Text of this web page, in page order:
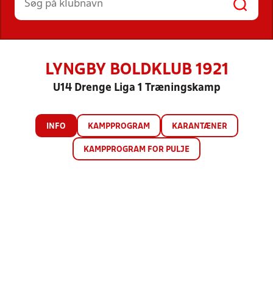
LYNGBY BOLDKLUB 1921
U14 Drenge Liga 1 Træningskamp
INFO KAMPPROGRAM KARANTÆNER
KAMPPROGRAM FOR PULJE